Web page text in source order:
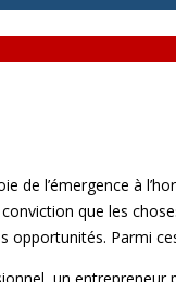
de l’émergence à
que les
Parmi